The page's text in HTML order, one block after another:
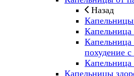
Назад
Капельницы
похудение
Капельница
Капельницы